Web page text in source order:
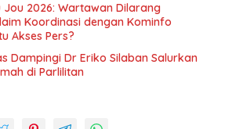
Jou 2026: Wartawan Dilarang
Koordinasi dengan Kominfo
Akses Pers?
Dampingi Dr Eriko Silaban Salurkan
di Parlilitan